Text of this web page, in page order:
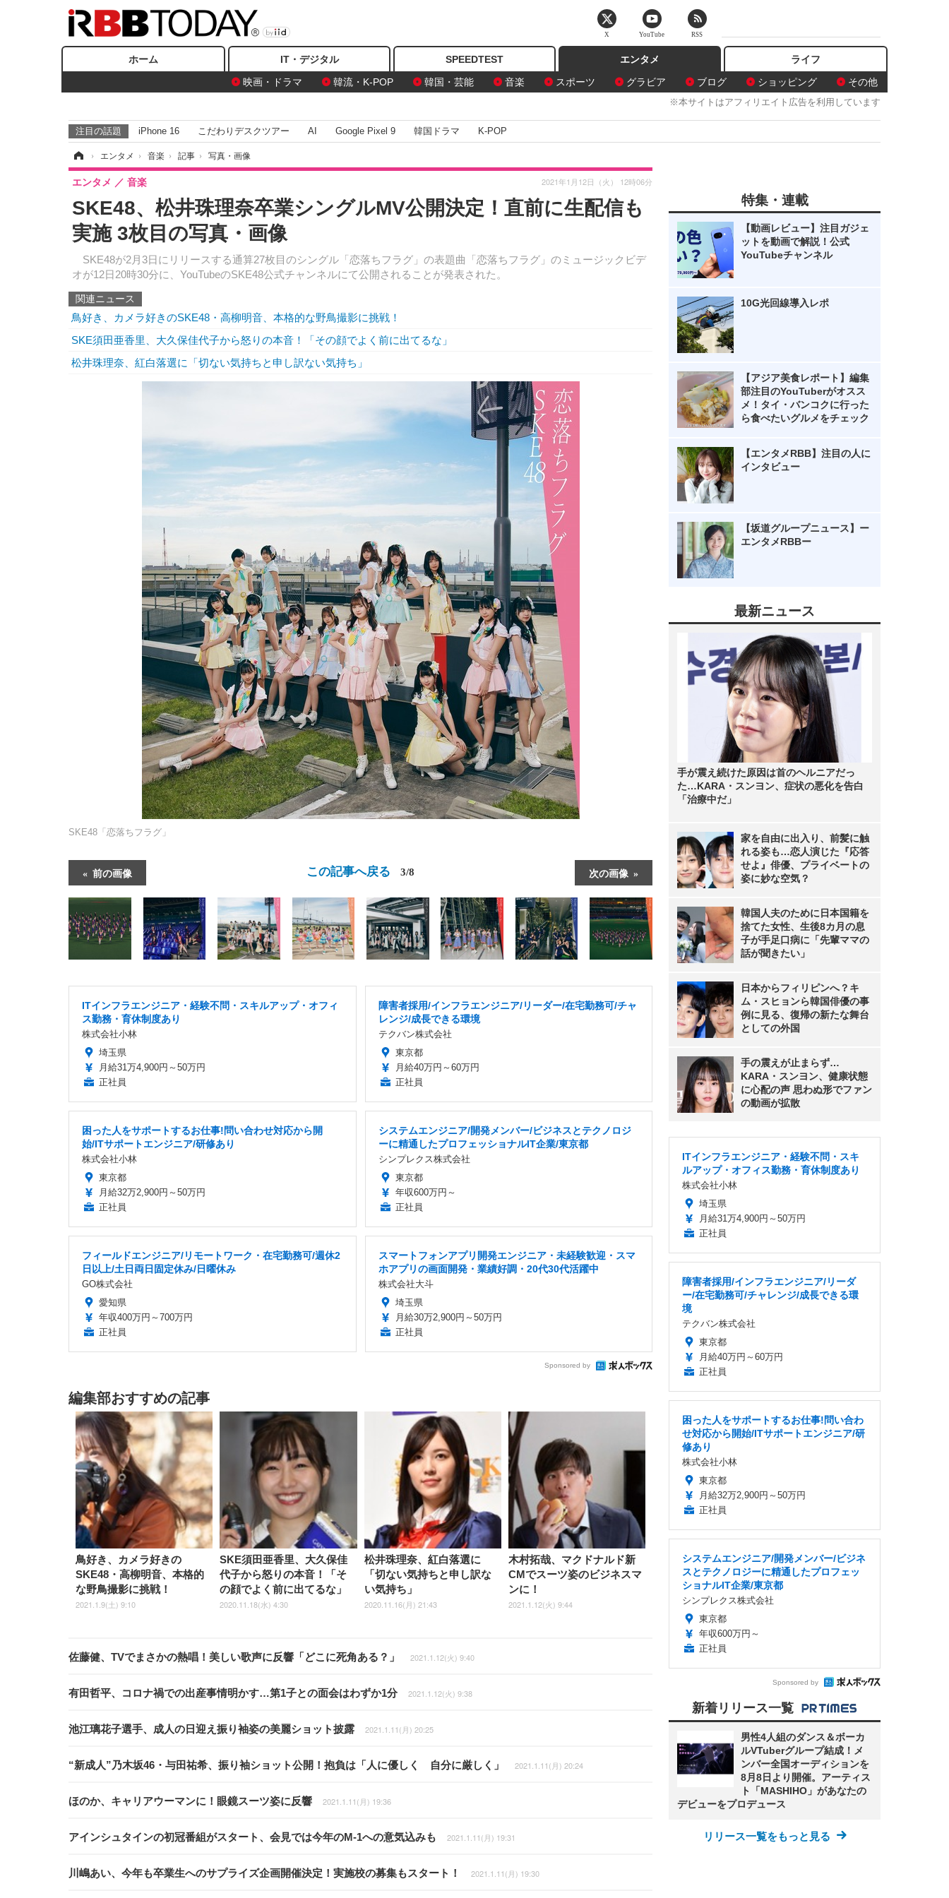
ホーム IT・デジタル SPEEDTEST
エンタメ
映画・ドラマ
韓流・K-POP 韓国・芸能 音楽 スポーツ グラビア ブログ ショッピング その他
ライフ
※本サイトはアフィリエイト広告を利用しています
注目の話題 iPhone 16 こだわりデスクツアー AI Google Pixel 9 韓国ドラマ K-POP
› エンタメ › 音楽 › 記事 › 写真・画像
SKE48、松井珠理奈卒業シングルMV公開決定！直前に生配信も
実施 3枚目の写真・画像
SKE48が2月3日にリリースする通算27枚目のシングル「恋落ちフラグ」の表題曲「恋落ちフラグ」のミュージックビデ
オが12日20時30分に、YouTubeのSKE48公式チャンネルにて公開されることが発表された。
エンタメ 音楽 2021年1月12日（火） 12時06分
関連ニュース
鳥好き、カメラ好きのSKE48・高柳明音、本格的な野鳥撮影に挑戦！
SKE須田亜香里、大久保佳代子から怒りの本音！「その顔でよく前に出てるな」
松井珠理奈、紅白落選に「切ない気持ちと申し訳ない気持ち」
SKE48「恋落ちフラグ」
前の画像 次の画像
この記事へ戻る 3/8
ITインフラエンジニア・経験不問・スキルアップ・オフィ
ス勤務・育休制度あり
株式会社小林
埼玉県
月給31万4,900円～50万円
正社員
障害者採用/インフラエンジニア/リーダー/在宅勤務可/チャ
レンジ/成長できる環境
テクバン株式会社
東京都
月給40万円～60万円
正社員
困った人をサポートするお仕事!問い合わせ対応から開
始/ITサポートエンジニア/研修あり
株式会社小林
東京都
月給32万2,900円～50万円
正社員
システムエンジニア/開発メンバー/ビジネスとテクノロジ
ーに精通したプロフェッショナルIT企業/東京都
シンプレクス株式会社
東京都
年収600万円～
正社員
フィールドエンジニア/リモートワーク・在宅勤務可/週休2
日以上/土日両日固定休み/日曜休み
GO株式会社
愛知県
年収400万円～700万円
正社員
スマートフォンアプリ開発エンジニア・未経験歓迎・スマ
ホアプリの画面開発・業績好調・20代30代活躍中
株式会社大斗
埼玉県
月給30万2,900円～50万円
正社員
Sponsored by
編集部おすすめの記事
鳥好き、カメラ好きの
SKE48・高柳明音、本格的
な野鳥撮影に挑戦！
2021.1.9(土) 9:10
SKE須田亜香里、大久保佳
代子から怒りの本音！「そ
の顔でよく前に出てるな」
2020.11.18(水) 4:30
松井珠理奈、紅白落選に
「切ない気持ちと申し訳な
い気持ち」
2020.11.16(月) 21:43
木村拓哉、マクドナルド新
CMでスーツ姿のビジネスマ
ンに！
2021.1.12(火) 9:44
佐藤健、TVでまさかの熱唱！美しい歌声に反響「どこに死角ある？」 2021.1.12(火) 9:40
有田哲平、コロナ禍での出産事情明かす…第1子との面会はわずか1分 2021.1.12(火) 9:38
池江璃花子選手、成人の日迎え振り袖姿の美麗ショット披露 2021.1.11(月) 20:25
“新成人”乃木坂46・与田祐希、振り袖ショット公開！抱負は「人に優しく 自分に厳しく」 2021.1.11(月) 20:24
ほのか、キャリアウーマンに！眼鏡スーツ姿に反響 2021.1.11(月) 19:36
アインシュタインの初冠番組がスタート、会見では今年のM-1への意気込みも 2021.1.11(月) 19:31
川嶋あい、今年も卒業生へのサプライズ企画開催決定！実施校の募集もスタート！ 2021.1.11(月) 19:30
特集・連載
【動画レビュー】注目ガジェ
ットを動画で解説！公式
YouTubeチャンネル
10G光回線導入レポ
【アジア美食レポート】編集
部注目のYouTuberがオスス
メ！タイ・バンコクに行った
ら食べたいグルメをチェック
【エンタメRBB】注目の人に
インタビュー
【坂道グループニュース】ー
エンタメRBBー
最新ニュース
手が震え続けた原因は首のヘルニアだっ
た…KARA・スンヨン、症状の悪化を告白
「治療中だ」
家を自由に出入り、前髪に触
れる姿も…恋人演じた『応答
せよ』俳優、プライベートの
姿に妙な空気？
韓国人夫のために日本国籍を
捨てた女性、生後8カ月の息
子が手足口病に「先輩ママの
話が聞きたい」
日本からフィリピンへ？キ
ム・スヒョンら韓国俳優の事
例に見る、復帰の新たな舞台
としての外国
手の震えが止まらず…
KARA・スンヨン、健康状態
に心配の声 思わぬ形でファン
の動画が拡散
ITインフラエンジニア・経験不問・スキ
ルアップ・オフィス勤務・育休制度あり
株式会社小林
埼玉県
月給31万4,900円～50万円
正社員
障害者採用/インフラエンジニア/リーダ
ー/在宅勤務可/チャレンジ/成長できる環
境
テクバン株式会社
東京都
月給40万円～60万円
正社員
困った人をサポートするお仕事!問い合わ
せ対応から開始/ITサポートエンジニア/研
修あり
株式会社小林
東京都
月給32万2,900円～50万円
正社員
システムエンジニア/開発メンバー/ビジネ
スとテクノロジーに精通したプロフェッ
ショナルIT企業/東京都
シンプレクス株式会社
東京都
年収600万円～
正社員
Sponsored by
新着リリース一覧
男性4人組のダンス＆ボーカ
ルVTuberグループ結成！メ
ンバー全国オーディションを
8月8日より開催。アーティス
ト「MASHIHO」があなたの
デビューをプロデュース
リリース一覧をもっと見る
X YouTube RSS